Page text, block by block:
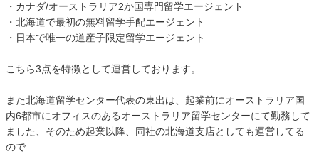
・カナダ/オーストラリア2か国専門留学エージェント
・北海道で最初の無料留学手配エージェント
・日本で唯一の道産子限定留学エージェント
こちら3点を特徴として運営しております。
また北海道留学センター代表の東出は、起業前にオーストラリア国
内6都市にオフィスのあるオーストラリア留学センターにて勤務して
ました、そのため起業以降、同社の北海道支店としても運営してる
ので